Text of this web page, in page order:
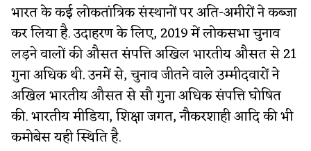
भारत के कई लोकतांत्रिक संस्थानों पर अति-अमीरों ने कब्जा
कर लिया है. उदाहरण के लिए, 2019 में लोकसभा चुनाव
लड़ने वालों की औसत संपत्ति अखिल भारतीय औसत से 21
गुना अधिक थी. उनमें से, चुनाव जीतने वाले उम्मीदवारों ने
अखिल भारतीय औसत से सौ गुना अधिक संपत्ति घोषित
की. भारतीय मीडिया, शिक्षा जगत, नौकरशाही आदि की भी
कमोबेस यही स्थिति है.